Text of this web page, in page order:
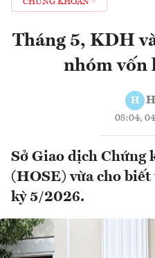
CHỨNG KHOÁN
Tháng 5, KDH
nhóm vốn
H
08:04,
Sở Giao dịch Chứng
(HOSE) vừa cho
kỳ 5/2026.